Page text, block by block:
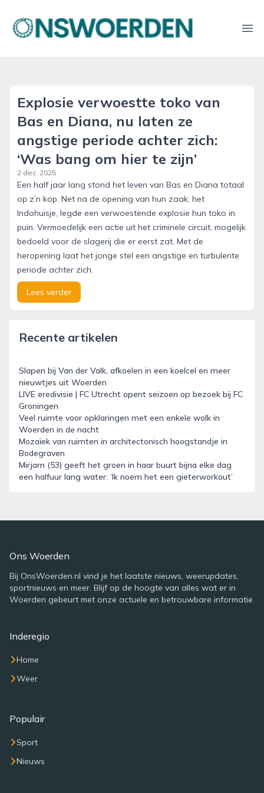
onswoerden.nl
Explosie verwoestte toko van
Bas en Diana, nu laten ze
angstige periode achter zich:
‘Was bang om hier te zijn’
2 dec. 2025
Een half jaar lang stond het leven van Bas en Diana totaal
op z’n kop. Net na de opening van hun zaak, het
Indohuisje, legde een verwoestende explosie hun toko in
puin. Vermoedelijk een actie uit het criminele circuit, mogelijk
bedoeld voor de slagerij die er eerst zat. Met de
heropening laat het jonge stel een angstige en turbulente
periode achter zich.
Lees verder
Recente artikelen
Slapen bij Van der Valk, afkoelen in een koelcel en meer
nieuwtjes uit Woerden
LIVE eredivisie | FC Utrecht opent seizoen op bezoek bij FC
Groningen
Veel ruimte voor opklaringen met een enkele wolk in
Woerden in de nacht
Mozaïek van ruimten in architectonisch hoogstandje in
Bodegraven
Mirjam (53) geeft het groen in haar buurt bijna elke dag
een halfuur lang water: ‘Ik noem het een gieterworkout’
Ons Woerden
Bij OnsWoerden.nl vind je het laatste nieuws, weerupdates,
sportnieuws en meer. Blijf op de hoogte van alles wat er in
Woerden gebeurt met onze actuele en betrouwbare informatie.
Inderegio
Home
Weer
Populair
Sport
Nieuws